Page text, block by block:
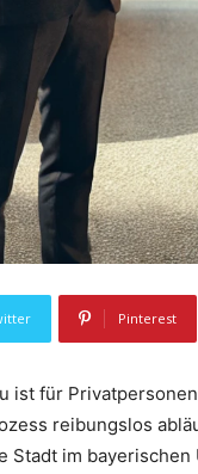
Pinterest
ist für
reibungslos
Stadt im